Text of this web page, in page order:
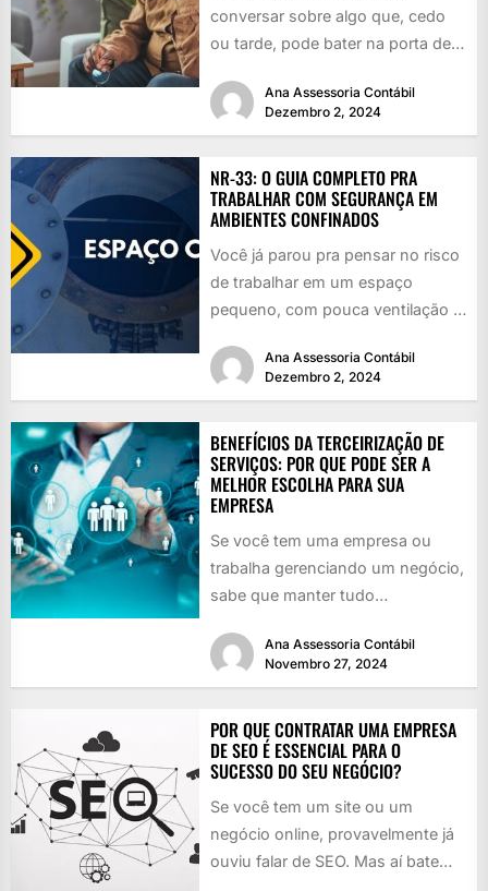
conversar sobre algo que, cedo
ou tarde, pode bater na porta de
Ana Assessoria Contábil
Dezembro 2, 2024
NR-33: O GUIA COMPLETO PRA
TRABALHAR COM SEGURANÇA EM
AMBIENTES CONFINADOS
Você já parou pra pensar no risco
de trabalhar em um espaço
pequeno, com pouca ventilação e
Ana Assessoria Contábil
Dezembro 2, 2024
BENEFÍCIOS DA TERCEIRIZAÇÃO DE
SERVIÇOS: POR QUE PODE SER A
MELHOR ESCOLHA PARA SUA
EMPRESA
Se você tem uma empresa ou
trabalha gerenciando um negócio,
sabe que manter tudo
pratos...Ana Assessoria Contábil
Novembro 27, 2024
POR QUE CONTRATAR UMA EMPRESA
DE SEO É ESSENCIAL PARA O
SUCESSO DO SEU NEGÓCIO?
Se você tem um site ou um
negócio online, provavelmente já
ouviu falar de SEO. Mas aí bate